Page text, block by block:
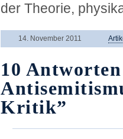
der Theorie,
14. November 2011
10
Kritik”